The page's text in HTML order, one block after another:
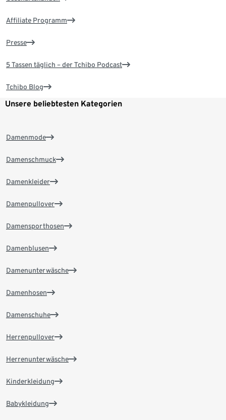
Affiliate Programm
Presse
5 Tassen täglich – der Tchibo Podcast
Tchibo Blog
Unsere beliebtesten Kategorien
Damenmode
Damenschmuck
Damenkleider
Damenpullover
Damensporthosen
Damenblusen
Damenunterwäsche
Damenhosen
Damenschuhe
Herrenpullover
Herrenunterwäsche
Kinderkleidung
Babykleidung